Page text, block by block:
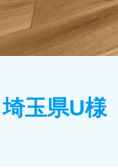
埼玉県U様